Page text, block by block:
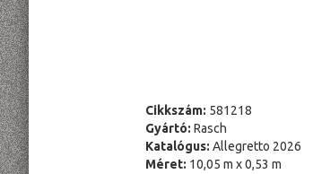
Cikkszám: 581218
Gyártó: Rasch
Katalógus: Allegretto 2026
Méret: 10,05 m x 0,53 m